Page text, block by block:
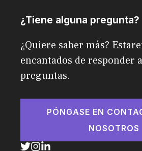
¿Tiene alguna pregunta?
¿Quiere saber más?
encantados de responder
preguntas.
PÓNGASE EN
NOSOTROS